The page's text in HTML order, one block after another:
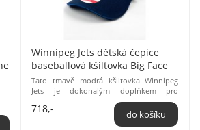
Winnipeg Jets dětská čepice
baseballová kšiltovka Big Face
Tato tmavě modrá kšiltovka Winnipeg
Jets je dokonalým doplňkem pro
každého sportovního fanouška. Na
přední straně ...
718,-